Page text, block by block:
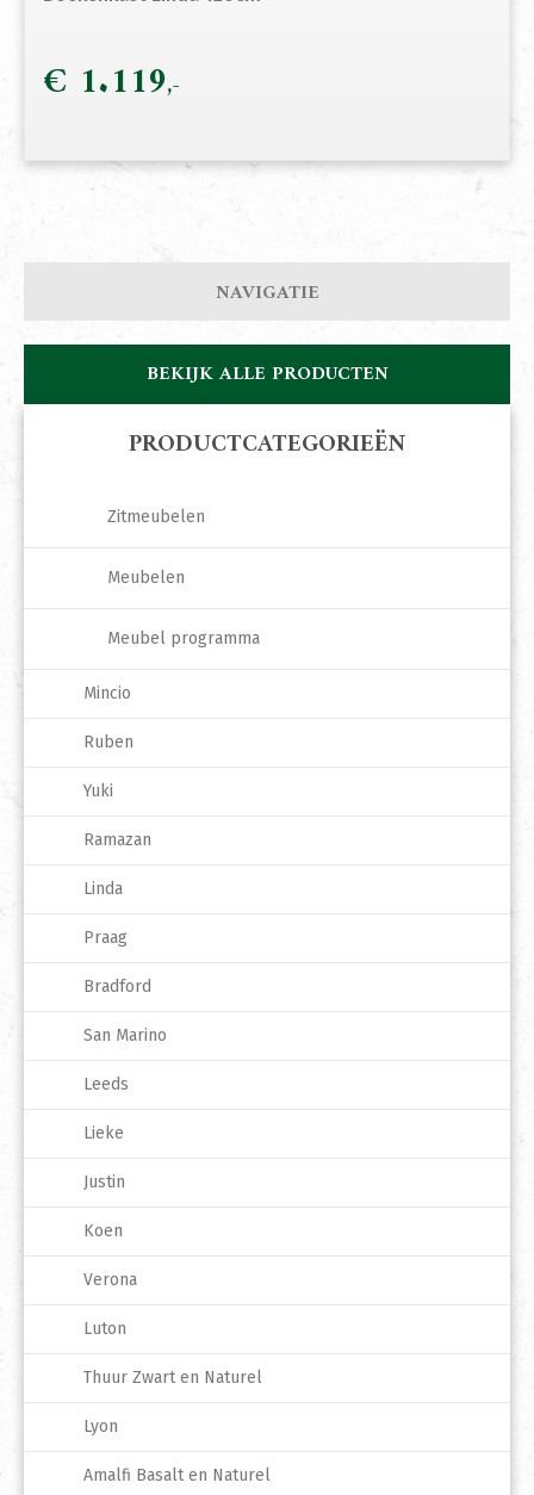
€ 1.119
NAVIGATIE
BEKIJK ALLE PRODUCTEN
PRODUCTCATEGORIEËN
Zitmeubelen
Meubelen
Meubel programma
Mincio
Ruben
Yuki
Ramazan
Linda
Praag
Bradford
San Marino
Leeds
Lieke
Justin
Koen
Verona
Luton
Thuur Zwart en Naturel
Lyon
Amalfi Basalt en Naturel